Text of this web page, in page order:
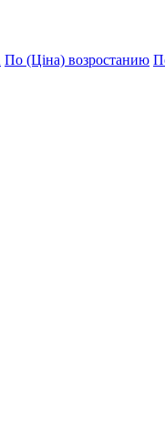
По (Ціна) возростанию